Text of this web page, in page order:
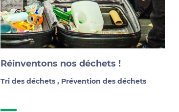
Réinventons nos déchets !
Tri des déchets , Prévention des déchets